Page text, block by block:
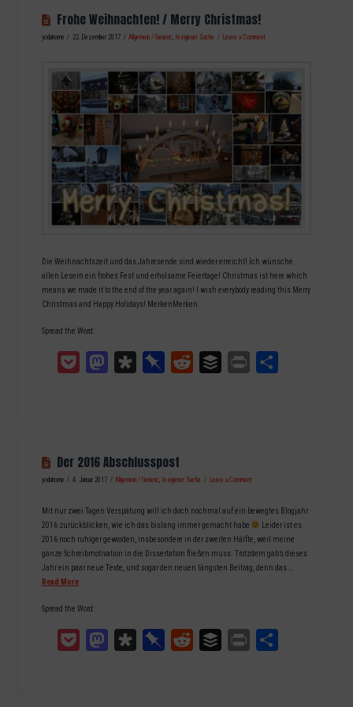
Frohe Weihnachten! / Merry Christmas!
yodahome 22. Dezember 2017 Allgemein / Generic, In eigener Sache Leave a Comment
Die Weihnachtszeit und das Jahresende sind wieder erreicht! Ich wünsche
allen Lesern ein frohes Fest und erholsame Feiertage! Christmas ist here which
means we made it to the end of the year again! I wish everybody reading this Merry
Christmas and Happy Holidays! MerkenMerken
Spread the Word:
Pocket MastodonDiasporaPinboardReddit Buffer Print
Der 2016 Abschlusspost
yodahome 4. Januar 2017 Allgemein / Generic, In eigener Sache Leave a Comment
Mit nur zwei Tagen Verspätung will ich doch nochmal auf ein bewegtes Blogjahr
2016 zurückblicken, wie ich das bislang immer gemacht habe
Leider ist es
2016 noch ruhiger geworden, insbesondere in der zweiten Hälfte, weil meine
ganze Schreibmotivation in die Dissertation fließen muss. Trotzdem gab’s dieses
Jahr ein paar neue Texte, und sogar den neuen längsten Beitrag, denn das …
Read More
Spread the Word:
Pocket MastodonDiasporaPinboardReddit Buffer Print